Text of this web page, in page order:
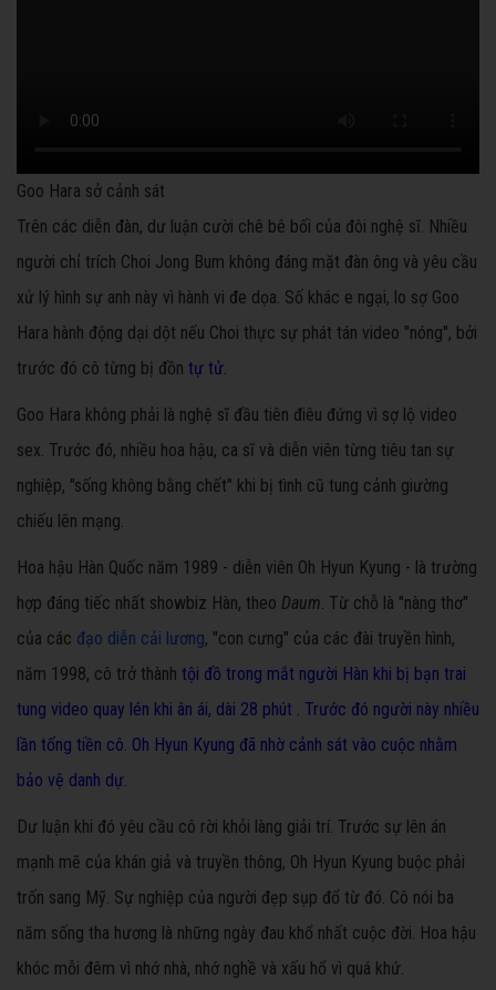
Goo Hara sở cảnh sát
Trên các diễn đàn, dư luận cười chê bê bối của đôi nghệ sĩ. Nhiều
người chỉ trích Choi Jong Bum không đáng mặt đàn ông và yêu cầu
xử lý hình sự anh này vì hành vi đe dọa. Số khác e ngại, lo sợ Goo
Hara hành động dại dột nếu Choi thực sự phát tán video "nóng", bởi
trước đó cô từng bị đồn tự tử.
Goo Hara không phải là nghệ sĩ đầu tiên điêu đứng vì sợ lộ video
sex. Trước đó, nhiều hoa hậu, ca sĩ và diễn viên từng tiêu tan sự
nghiệp, "sống không bằng chết" khi bị tình cũ tung cảnh giường
chiếu lên mạng.
Hoa hậu Hàn Quốc năm 1989 - diễn viên Oh Hyun Kyung - là trường
hợp đáng tiếc nhất showbiz Hàn, theo Daum. Từ chỗ là "nàng thơ"
của các đạo diễn cải lương, "con cưng" của các đài truyền hình,
năm 1998, cô trở thành tội đồ trong mắt người Hàn khi bị bạn trai
tung video quay lén khi ân ái, dài 28 phút . Trước đó người này nhiều
lần tống tiền cô. Oh Hyun Kyung đã nhờ cảnh sát vào cuộc nhằm
bảo vệ danh dự.
Dư luận khi đó yêu cầu cô rời khỏi làng giải trí. Trước sự lên án
mạnh mẽ của khán giả và truyền thông, Oh Hyun Kyung buộc phải
trốn sang Mỹ. Sự nghiệp của người đẹp sụp đổ từ đó. Cô nói ba
năm sống tha hương là những ngày đau khổ nhất cuộc đời. Hoa hậu
khóc mỗi đêm vì nhớ nhà, nhớ nghề và xấu hổ vì quá khứ.